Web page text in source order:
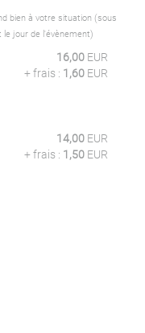
bien à votre situation (sous
le jour de l'évènement)
16,00 EUR
+ frais : 1,60 EUR
14,00 EUR
+ frais : 1,50 EUR